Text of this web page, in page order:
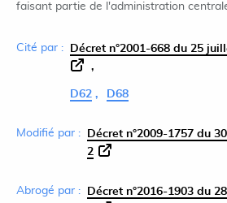
faisant partie de l'administration
Cité par : Décret n°2001-668 du 25
D62 D68
Modifié par :
Décret n°2009-1757 du
2
Abrogé par :
Décret n°2016-1903 du